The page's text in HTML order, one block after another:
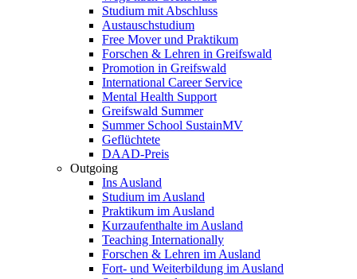
Studium mit Abschluss
Austauschstudium
Free Mover und Praktikum
Forschen & Lehren in Greifswald
Promotion in Greifswald
International Career Service
Mental Health Support
Greifswald Summer
Summer School SustainMV
Geflüchtete
DAAD-Preis
Outgoing
Ins Ausland
Studium im Ausland
Praktikum im Ausland
Kurzaufenthalte im Ausland
Teaching Internationally
Forschen & Lehren im Ausland
Fort- und Weiterbildung im Ausland